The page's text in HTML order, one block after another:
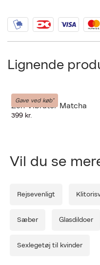
Forrige
Lignende
Gave ved køb*
Iroha
Zen Vibrator Matcha
399 kr.
Vil du se
Rejsevenligt
Sæber Glasdildoer
Sexlegetøj til kvinder